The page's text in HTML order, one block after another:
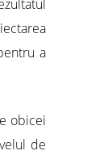
a
obicei
de